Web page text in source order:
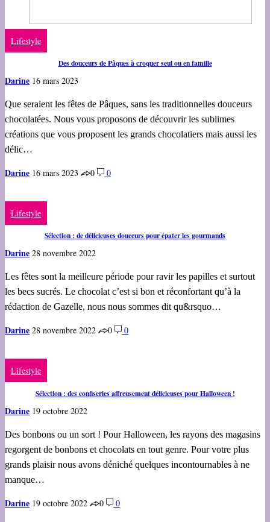
Lifestyle
Des douceurs de Pâques à croquer seul ou en famille
Darine 16 mars 2023
Que seraient les fêtes de Pâques, sans les traditionnelles douceurs
chocolatées. Nous vous proposons de découvrir les sublimes
créations que vous proposent les grands chocolatiers mais aussi les
délic…
Darine 16 mars 2023 0 0
Lifestyle
Sélection : de délicieuses douceurs pour épater les gourmands
Darine 28 novembre 2022
Les fêtes sont la meilleure période pour ravir les papilles et surtout
les becs sucrés. Le chocolat c’est si bon et réconfortant qu’à la
rédaction de Gazelle, nous nous sommes dit qu&rsquo…
Darine 28 novembre 2022 0 0
Lifestyle
Sélection : des confiseries affreusement délicieuses pour Halloween !
Darine 19 octobre 2022
Des bonbons ou un sort ! Pour Halloween, les rayons des magasins
regorgent de bonbons et chocolats en tout genre. Pour votre plus
grands plaisir nous avons déniché quelques incontournables à ne
manque…
Darine 19 octobre 2022 0 0